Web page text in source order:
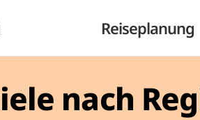
Reiseplanung
nach